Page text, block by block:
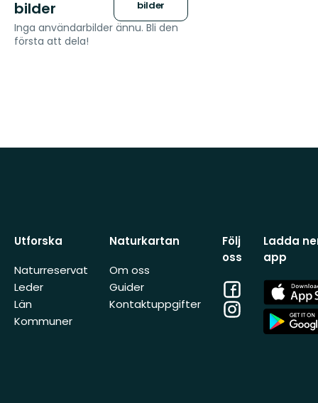
bilder
bilder
Inga användarbilder ännu. Bli den
första att dela!
Utforska
Naturreservat
Leder
Län
Kommuner
Naturkartan
Om oss
Guider
Kontaktuppgifter
Följ
oss
Facebook
Instagram
Ladda
app
App
Store
App
Store